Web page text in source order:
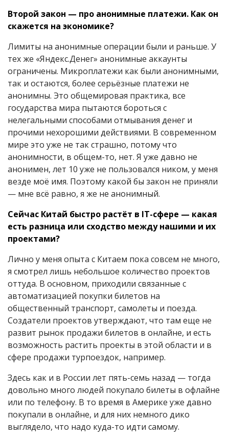
Второй закон — про анонимные платежи. Как он
скажется на экономике?
Лимиты на анонимные операции были и раньше. У
тех же «Яндекс.Денег» анонимные аккаунты
ограничены. Микроплатежи как были анонимными,
так и остаются, более серьёзные платежи не
анонимны. Это общемировая практика, все
государства мира пытаются бороться с
нелегальными способами отмывания денег и
прочими нехорошими действиями. В современном
мире это уже не так страшно, потому что
анонимности, в общем-то, нет. Я уже давно не
анонимен, лет 10 уже не пользовался ником, у меня
везде моё имя. Поэтому какой бы закон не приняли
— мне всё равно, я же не анонимный.
Сейчас Китай быстро растёт в IT-сфере — какая
есть разница или сходство между нашими и их
проектами?
Лично у меня опыта с Китаем пока совсем не много,
я смотрел лишь небольшое количество проектов
оттуда. В основном, приходили связанные с
автоматизацией покупки билетов на
общественный транспорт, самолеты и поезда.
Создатели проектов утверждают, что там еще не
развит рынок продажи билетов в онлайне, и есть
возможность растить проекты в этой области и в
сфере продажи турпоездок, например.
Здесь как и в России лет пять-семь назад — тогда
довольно много людей покупало билеты в офлайне
или по телефону. В то время в Америке уже давно
покупали в онлайне, и для них немного дико
выглядело, что надо куда-то идти самому.